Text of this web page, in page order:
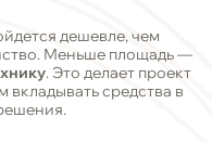
дешевле, чем
Меньше площадь —
. Это делает проект
вкладывать средства в